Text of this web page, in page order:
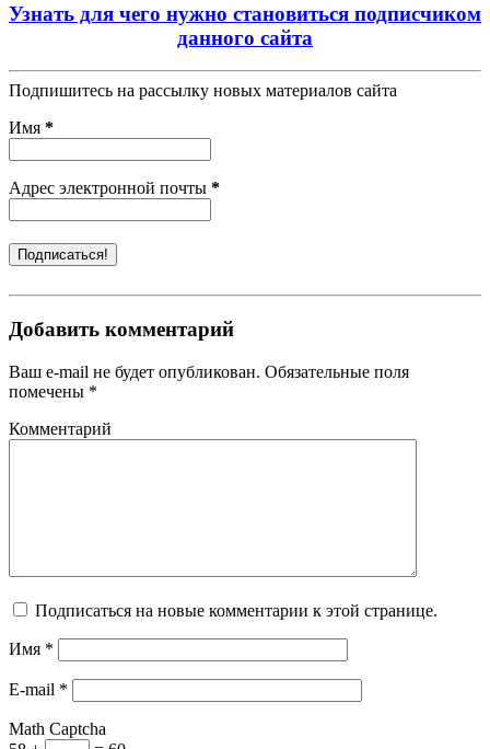
Узнать для чего нужно становиться подписчиком
данного сайта
Подпишитесь на рассылку новых материалов сайта
Имя *
Адрес электронной почты *
Добавить комментарий
Ваш e-mail не будет опубликован. Обязательные поля
помечены *
Комментарий
Подписаться на новые комментарии к этой странице.
Имя *
E-mail *
Math Captcha